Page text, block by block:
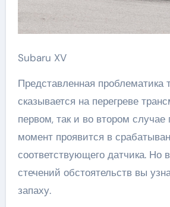
Subaru XV
Представленная проблематика
сказывается на перегреве
первом, так и во втором
момент проявится в
соответствующего датчика. Но
стечений обстоятельств вы
запаху.